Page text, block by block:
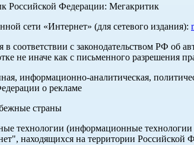
Российской Федерации: Мегакритик
сети «Интернет» (для сетевого издания):
соответствии с законодательством РФ
не иначе как с письменного разрешения
информационно-аналитическая,
о рекламе
страны
технологии (информационные
находящихся на территории Российской